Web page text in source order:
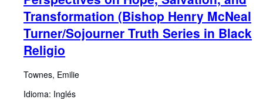
Transformation (Bishop Henry McNeal
Turner/Sojourner Truth Series in Black
Religio
Townes, Emilie
Idioma: Inglés